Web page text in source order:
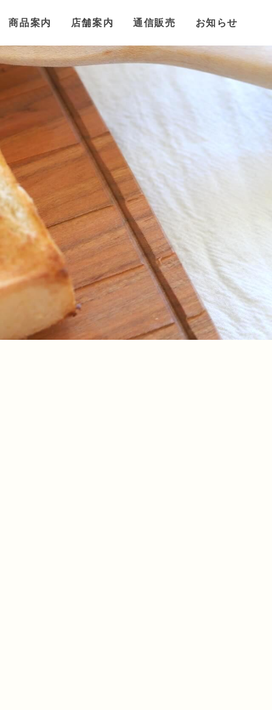
商品案内 店舗案内 通信販売 お知らせ